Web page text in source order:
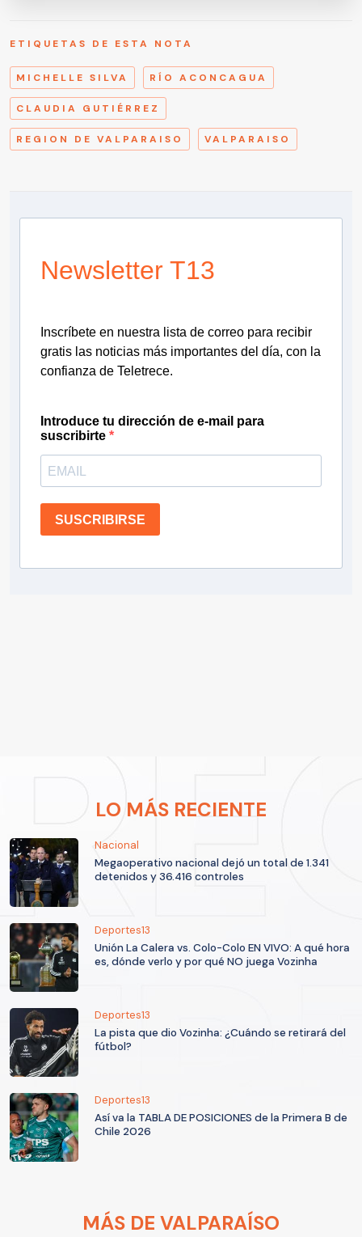
ETIQUETAS DE ESTA NOTA
MICHELLE SILVA RÍO ACONCAGUA
CLAUDIA GUTIÉRREZ
REGION DE VALPARAISO VALPARAISO
Newsletter T13
Inscríbete en nuestra lista de correo para recibir
gratis las noticias más importantes del día, con la
confianza de Teletrece.
Introduce tu dirección de e-mail para
suscribirte
SUSCRIBIRSE
LO MÁS RECIENTE
Nacional
Megaoperativo nacional dejó un total de 1.341
detenidos y 36.416 controles
Deportes13
Unión La Calera vs. Colo-Colo EN VIVO: A qué hora
es, dónde verlo y por qué NO juega Vozinha
Deportes13
La pista que dio Vozinha: ¿Cuándo se retirará del
fútbol?
Deportes13
Así va la TABLA DE POSICIONES de la Primera B de
Chile 2026
MÁS DE VALPARAÍSO